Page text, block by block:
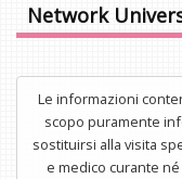
Network
Le informazioni
scopo puramente
sostituirsi alla visita
e medico curante